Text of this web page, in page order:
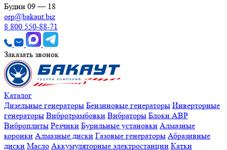
Будни 09 — 18
orp@bakaut.biz
8 800 550-88-71
Заказать звонок
Каталог
Дизельные генераторы Бензиновые генераторы Инверторные
генераторы Вибротрамбовки Вибраторы Блоки АВР
Виброплиты Резчики Бурильные установки Алмазные
коронки Алмазные диски Газовые генераторы Абразивные
диски Масло Аккумуляторные электростанции Катки